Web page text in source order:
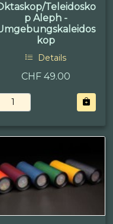
Teleidosko
p Aleph -
kop
Details
CHF 49.00